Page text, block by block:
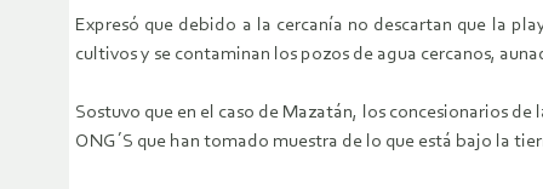
Expresó que debido a la cercanía no descartan que la
cultivos y se contaminan los pozos de agua cercanos,
Sostuvo que en el caso de Mazatán, los concesionarios
ONG´S que han tomado muestra de lo que está bajo la